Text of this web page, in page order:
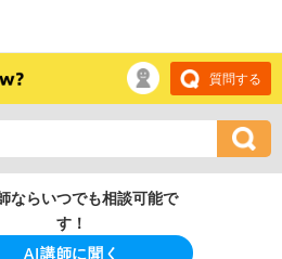
質問する
ならいつでも相談可能で
す！
AI講師に聞く